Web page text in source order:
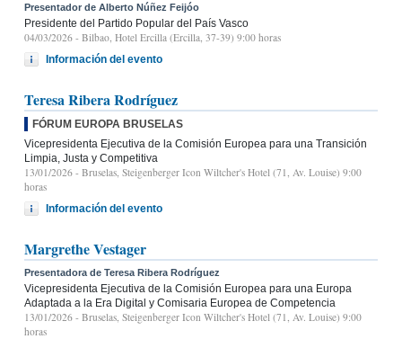
Presentador de Alberto Núñez Feijóo
Presidente del Partido Popular del País Vasco
04/03/2026 - Bilbao, Hotel Ercilla (Ercilla, 37-39) 9:00 horas
Información del evento
Teresa Ribera Rodríguez
FÓRUM EUROPA BRUSELAS
Vicepresidenta Ejecutiva de la Comisión Europea para una Transición
Limpia, Justa y Competitiva
13/01/2026 - Bruselas, Steigenberger Icon Wiltcher's Hotel (71, Av. Louise) 9:00
horas
Información del evento
Margrethe Vestager
Presentadora de Teresa Ribera Rodríguez
Vicepresidenta Ejecutiva de la Comisión Europea para una Europa
Adaptada a la Era Digital y Comisaria Europea de Competencia
13/01/2026 - Bruselas, Steigenberger Icon Wiltcher's Hotel (71, Av. Louise) 9:00
horas